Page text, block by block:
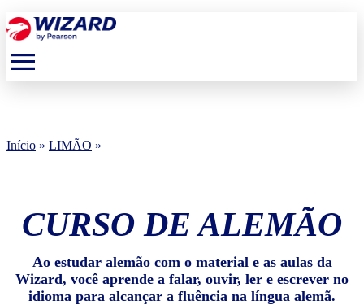
menu
Início » LIMÃO »
CURSO DE ALEMÃO
Ao estudar alemão com o material e as aulas da
Wizard, você aprende a falar, ouvir, ler e escrever no
idioma para alcançar a fluência na língua alemã.